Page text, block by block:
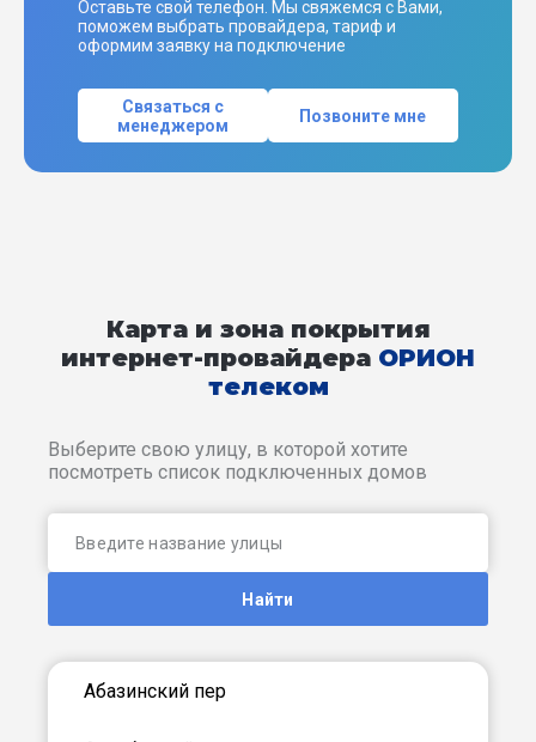
Оставьте свой телефон. Мы свяжемся с Вами,
поможем выбрать провайдера, тариф и
оформим заявку на подключение
Связаться с
менеджером
Позвоните мне
Карта и зона покрытия
интернет-провайдера ОРИОН
телеком
Выберите свою улицу, в которой хотите
посмотреть список подключенных домов
Найти
Абазинский пер